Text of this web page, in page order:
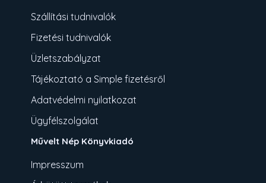
Szállítási tudnivalók
Fizetési tudnivalók
Üzletszabályzat
Tájékoztató a Simple fizetésről
Adatvédelmi nyilatkozat
Ügyfélszolgálat
Művelt Nép Könyvkiadó
Impresszum